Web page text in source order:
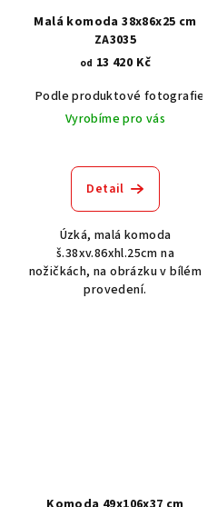
Akát vintage BT1551
Dub světlý
Malá komoda 38x86x25 cm
ZA3035
od 13 420 Kč
Podle produktové fotografie
Vyrobíme pro vás
Detail
Úzká, malá komoda
š.38xv.86xhl.25cm na
nožičkách, na obrázku v bílém
provedení.